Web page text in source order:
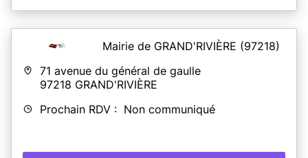
Mairie de GRAND'RIVIÈRE (97218)
71 avenue du général de gaulle
97218 GRAND'RIVIÈRE
Prochain RDV : Non communiqué